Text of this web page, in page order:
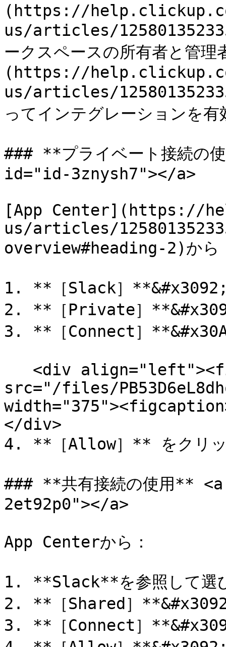
(https://
us/articles/
ークスペースの所有者と管
(https://
us/articles/
ってインテグレーションを有
### **プライベート接続
id="id-3znysh7"></a>
[App Center](https://
us/articles/
overview#heading-2)から
1. **［Slack］**&#x3092;
2. **［Private］
3. **［Connect］
src="/files/
</div>
4. **［Allow］** をクリッ
### **共有接続の使用**
2et92p0"></a>
App Centerから：
1. **Slack**を参照して選
2. **［Shared］
3. **［Connect］